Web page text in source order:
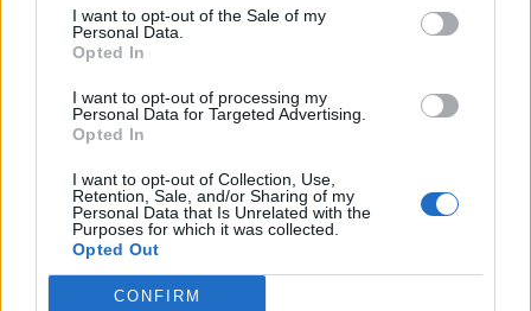
I want to opt-out of the Sale of my
Personal Data.
Opted In
I want to opt-out of processing my
Personal Data for Targeted Advertising.
Opted In
I want to opt-out of Collection, Use,
Retention, Sale, and/or Sharing of my
Personal Data that Is Unrelated with the
Purposes for which it was collected.
Opted Out
CONFIRM